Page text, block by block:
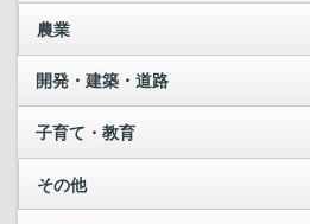
農業
開発・建築・道路
子育て・教育
その他